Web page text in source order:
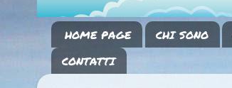
HOME PAGE CHI SONO
CONTATTI